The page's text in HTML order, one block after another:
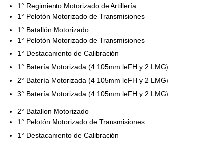
1° Regimiento Motorizado de Artillería
1° Pelotón Motorizado de Transmisiones
1° Batallón Motorizado
1° Pelotón Motorizado de Transmisiones
1° Destacamento de Calibración
1° Batería Motorizada (4 105mm leFH y 2 LMG)
2° Batería Motorizada (4 105mm leFH y 2 LMG)
3° Batería Motorizada (4 105mm leFH y 2 LMG)
2° Batallon Motorizado
1° Pelotón Motorizado de Transmisiones
1° Destacamento de Calibración